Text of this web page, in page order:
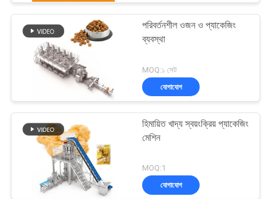
পরিবর্তনশীল ওজন ও প্যাকেজিং
ব্যবস্থা
MOQ:১ সেট
যোগাযোগ
হিমায়িত খাদ্য স্বয়ংক্রিয় প্যাকেজিং
মেশিন
MOQ:1
যোগাযোগ